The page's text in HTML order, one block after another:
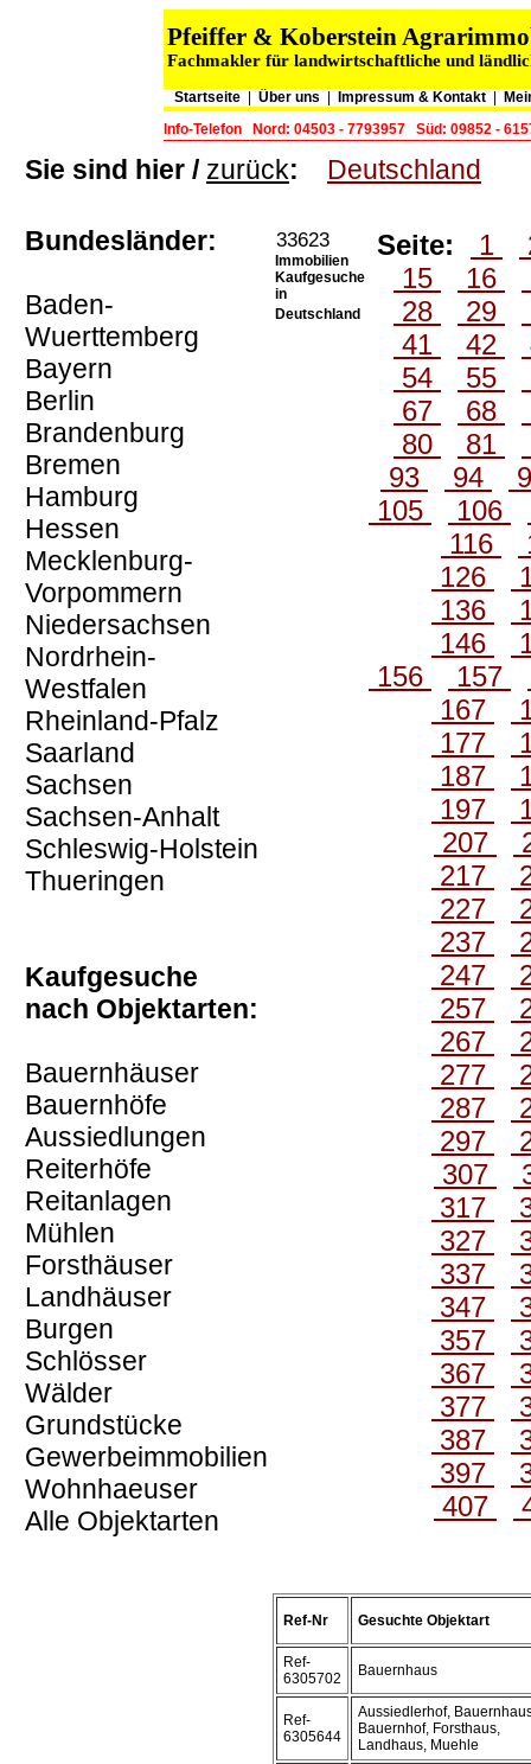
Pfeiffer & Koberstein
Fachmakler für landwirtschaftliche und
Startseite Über uns Impressum & Kontakt
Info-Telefon
Nord: 04503 - 7793957 Süd: 09852 -
Sie sind hier / zurück: Deutschland
Bundesländer:
Baden-
Wuerttemberg
Bayern
Berlin
Brandenburg
Bremen
Hamburg
Hessen
Mecklenburg-
Vorpommern
Niedersachsen
Nordrhein-
Westfalen
Rheinland-Pfalz
Saarland
Sachsen
Sachsen-Anhalt
Schleswig-Holstein
Thueringen
Kaufgesuche
nach Objektarten:
Bauernhäuser
Bauernhöfe
Aussiedlungen
Reiterhöfe
Reitanlagen
Mühlen
Forsthäuser
Landhäuser
Burgen
Schlösser
Wälder
Grundstücke
Gewerbeimmobilien
Wohnhaeuser
Alle Objektarten
33623
Immobilien
Kaufgesuche
in
Deutschland
Seite: 1
15
16
28
29
41
42
54
55
67
68
80
81
93
94
105
106
116
126
136
146
156
157
167
177
187
197
207
217
227
237
247
257
267
277
287
297
307
317
327
337
347
357
367
377
387
397
407
Ref-Nr Gesuchte Objektart
Ref-
6305702
Bauernhaus
Ref-
6305644
Aussiedlerhof,
Bauernhof, Forsthaus,
Landhaus, Muehle